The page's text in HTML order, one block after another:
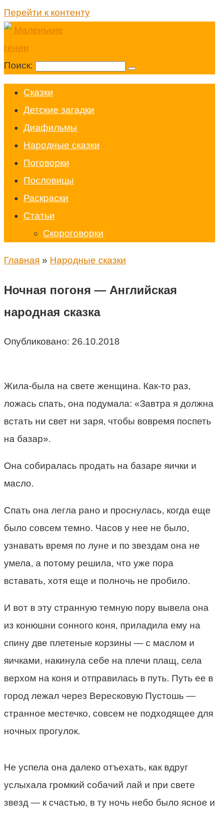
Перейти к контенту
Поиск:
Cказки
Детские загадки
Диафильмы
Народные сказки
Поговорки
Пословицы
Раскраски
Статьи
Скороговорки
Главная » Народные сказки
Ночная погоня — Английская
народная сказка
Опубликовано: 26.10.2018
Жила-была на свете женщина. Как-то раз,
ложась спать, она подумала: «Завтра я должна
встать ни свет ни заря, чтобы вовремя поспеть
на базар».
Она собиралась продать на базаре яички и
масло.
Спать она легла рано и проснулась, когда еще
было совсем темно. Часов у нее не было,
узнавать время по луне и по звездам она не
умела, а потому решила, что уже пора
вставать, хотя еще и полночь не пробило.
И вот в эту странную темную пору вывела она
из конюшни сонного коня, приладила ему на
спину две плетеные корзины — с маслом и
яичками, накинула себе на плечи плащ, села
верхом на коня и отправилась в путь. Путь ее в
город лежал через Вересковую Пустошь —
странное местечко, совсем не подходящее для
ночных прогулок.
Не успела она далеко отъехать, как вдруг
услыхала громкий собачий лай и при свете
звезд — к счастью, в ту ночь небо было ясное и